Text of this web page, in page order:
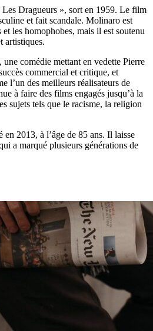
Dragueurs », sort en 1959. Le film
et fait scandale. Molinaro est
les homophobes, mais il est soutenu
artistiques.
comédie mettant en vedette Pierre
commercial et critique, et
l’un des meilleurs réalisateurs de
à faire des films engagés jusqu’à la
sujets tels que le racisme, la religion
2013, à l’âge de 85 ans. Il laisse
a marqué plusieurs générations de